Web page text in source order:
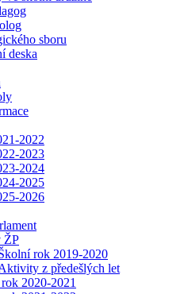
sboru
deska
2022
2023
2024
2025
2026
ŽP
rok 2019-2020
z předešlých let
2020-2021